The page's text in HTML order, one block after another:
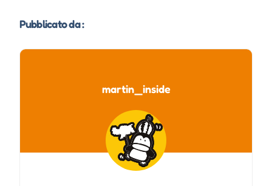
Pubblicato da :
martin_inside